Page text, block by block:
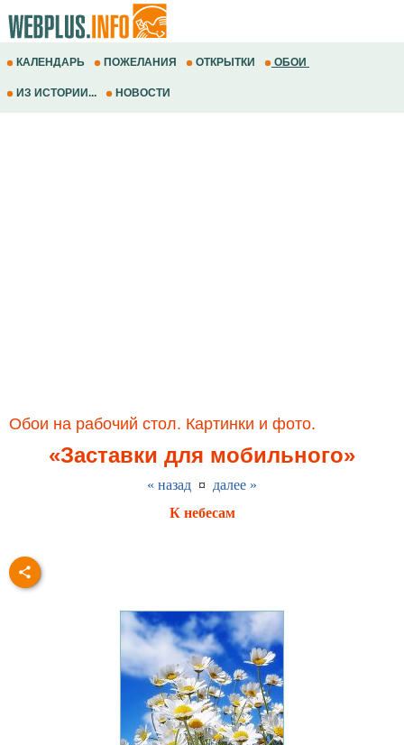
КАЛЕНДАРЬ ПОЖЕЛАНИЯ ОТКРЫТКИ ОБОИ
ИЗ ИСТОРИИ... НОВОСТИ
Обои на рабочий стол. Картинки и фото.
«Заставки для мобильного»
« назад ¤ далее »
К небесам